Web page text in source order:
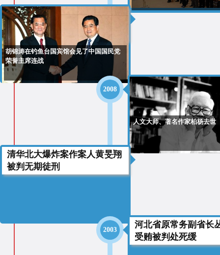
胡锦涛在钓鱼台国宾馆会见了中国国民党
荣誉主席连战
2008
人文大师、著名作家柏杨去世
2003
清华北大爆炸案作案人黄旻翔
被判无期徒刑
2003
河北省原常务副省长
受贿被判处死缓